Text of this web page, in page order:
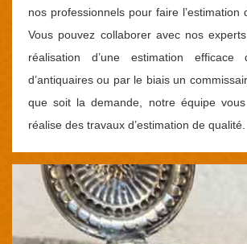
nos professionnels pour faire l’estimation
Vous pouvez collaborer avec nos
réalisation d’une estimation
d’antiquaires ou par le biais un
que soit la demande, notre équipe
réalise des travaux d’estimation de qualité.